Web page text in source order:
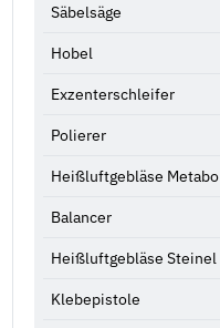
Säbelsäge
Hobel
Exzenterschleifer
Polierer
Heißluftgebläse Metabo
Balancer
Heißluftgebläse Steinel
Klebepistole